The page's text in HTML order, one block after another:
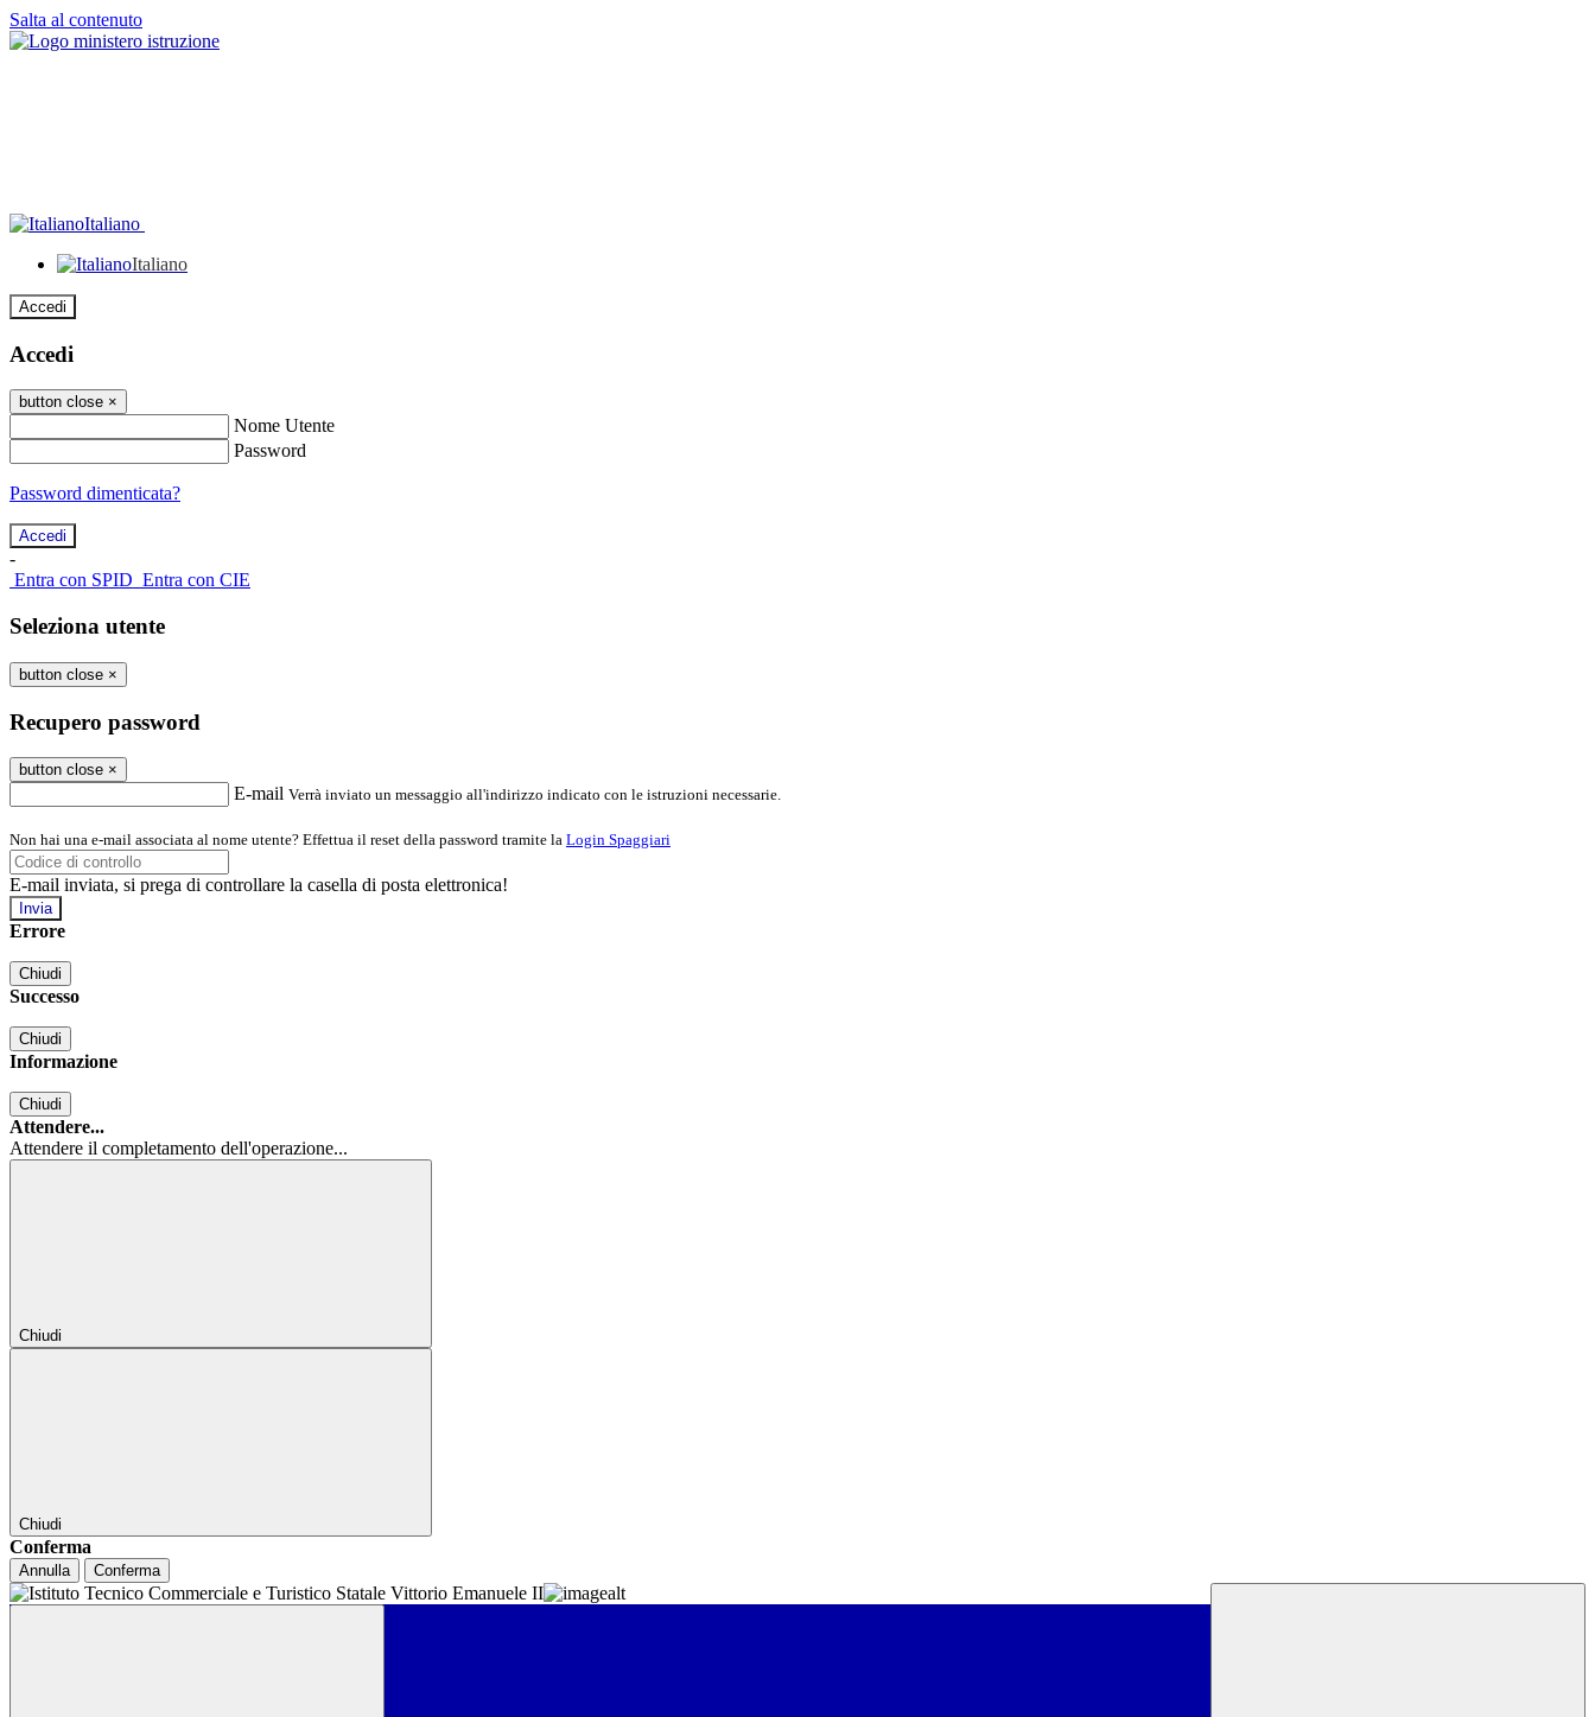
Salta al contenuto
Italiano
Italiano
Accedi
Accedi
button close ×
Nome Utente
Password
Password dimenticata?
-
Entra con SPID Entra con CIE
Seleziona utente
button close ×
Recupero password
button close ×
E-mail Verrà inviato un messaggio all'indirizzo indicato con le istruzioni necessarie.
Non hai una e-mail associata al nome utente? Effettua il reset della password tramite la Login Spaggiari
E-mail inviata, si prega di controllare la casella di posta elettronica!
Errore
Chiudi
Successo
Chiudi
Informazione
Chiudi
Attendere...
Attendere il completamento dell'operazione...
Chiudi
Chiudi
Conferma
Annulla Conferma